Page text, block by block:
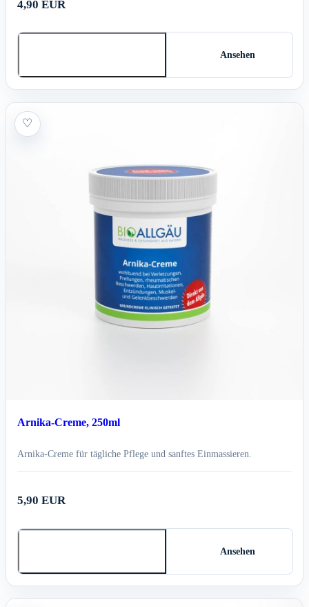
4,90 EUR
Ansehen
♡
Arnika-Creme, 250ml
Arnika-Creme für tägliche Pflege und sanftes Einmassieren.
5,90 EUR
Ansehen